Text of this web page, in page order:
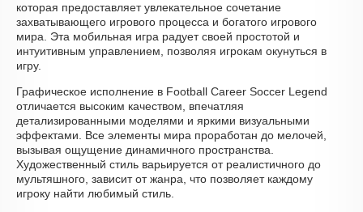
которая предоставляет увлекательное сочетание
захватывающего игрового процесса и богатого игрового
мира. Эта мобильная игра радует своей простотой и
интуитивным управлением, позволяя игрокам окунуться в
игру.
Графическое исполнение в Football Career Soccer Legend
отличается высоким качеством, впечатляя
детализированными моделями и яркими визуальными
эффектами. Все элементы мира проработан до мелочей,
вызывая ощущение динамичного пространства.
Художественный стиль варьируется от реалистичного до
мультяшного, зависит от жанра, что позволяет каждому
игроку найти любимый стиль.